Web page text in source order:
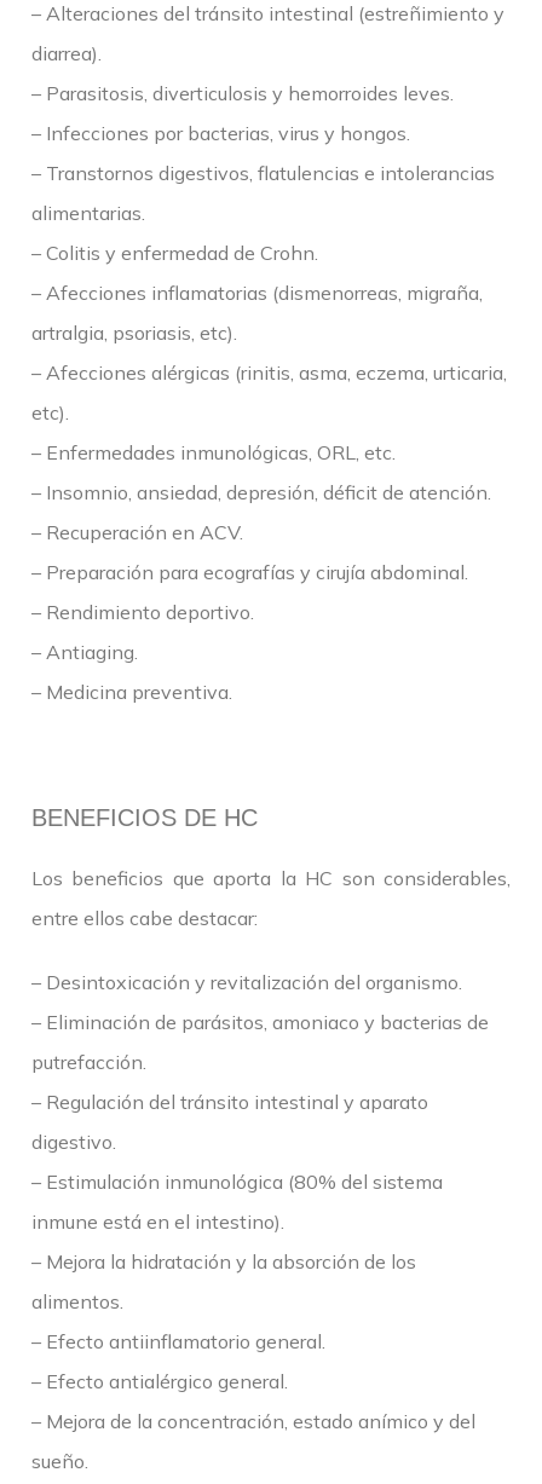
– Alteraciones del tránsito intestinal (estreñimiento y
diarrea).
– Parasitosis, diverticulosis y hemorroides leves.
– Infecciones por bacterias, virus y hongos.
– Transtornos digestivos, flatulencias e intolerancias
alimentarias.
– Colitis y enfermedad de Crohn.
– Afecciones inflamatorias (dismenorreas, migraña,
artralgia, psoriasis, etc).
– Afecciones alérgicas (rinitis, asma, eczema, urticaria,
etc).
– Enfermedades inmunológicas, ORL, etc.
– Insomnio, ansiedad, depresión, déficit de atención.
– Recuperación en ACV.
– Preparación para ecografías y cirujía abdominal.
– Rendimiento deportivo.
– Antiaging.
– Medicina preventiva.
BENEFICIOS DE HC
Los beneficios que aporta la HC son considerables,
entre ellos cabe destacar:
– Desintoxicación y revitalización del organismo.
– Eliminación de parásitos, amoniaco y bacterias de
putrefacción.
– Regulación del tránsito intestinal y aparato
digestivo.
– Estimulación inmunológica (80% del sistema
inmune está en el intestino).
– Mejora la hidratación y la absorción de los
alimentos.
– Efecto antiinflamatorio general.
– Efecto antialérgico general.
– Mejora de la concentración, estado anímico y del
sueño.